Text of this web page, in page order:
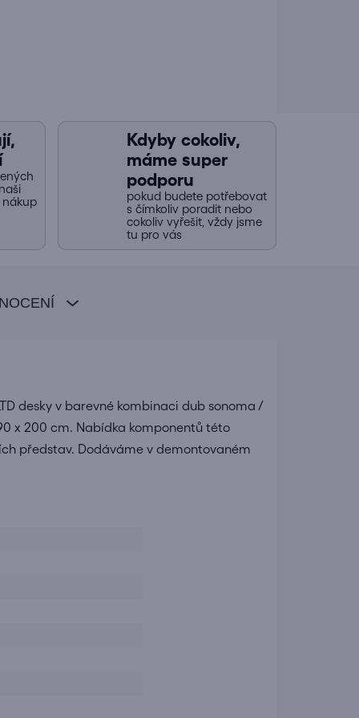
Kdyby cokoliv,
máme super
podporu
pokud budete potřebovat
s čímkoliv poradit nebo
cokoliv vyřešit, vždy jsme
tu pro vás
desky v barevné kombinaci dub sonoma /
x 200 cm. Nabídka komponentů této
představ. Dodáváme v demontovaném